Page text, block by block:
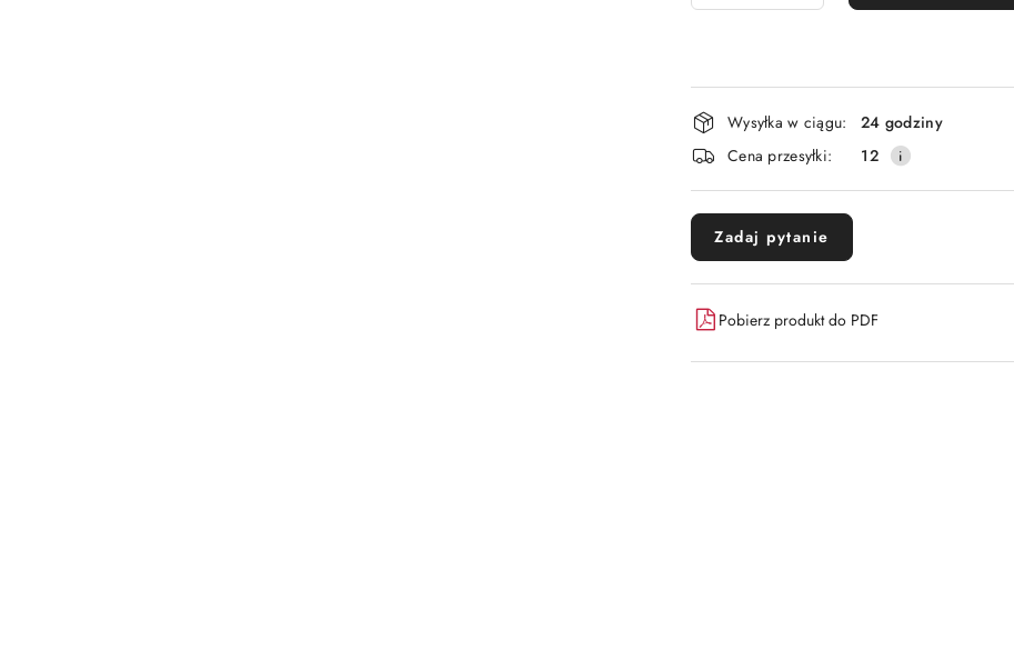
Dostępność
i
dostawa
Wysyłka w ciągu:
24 godziny
Cena przesyłki:
12
Zadaj pytanie
Pobierz produkt do PDF